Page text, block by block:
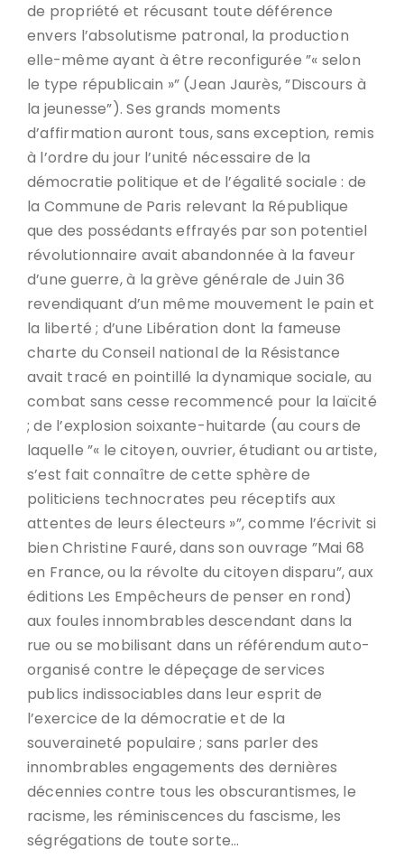
de propriété et récusant toute déférence
envers l’absolutisme patronal, la production
elle-même ayant à être reconfigurée ”« selon
le type républicain »” (Jean Jaurès, ”Discours à
la jeunesse”). Ses grands moments
d’affirmation auront tous, sans exception, remis
à l’ordre du jour l’unité nécessaire de la
démocratie politique et de l’égalité sociale : de
la Commune de Paris relevant la République
que des possédants effrayés par son potentiel
révolutionnaire avait abandonnée à la faveur
d’une guerre, à la grève générale de Juin 36
revendiquant d’un même mouvement le pain et
la liberté ; d’une Libération dont la fameuse
charte du Conseil national de la Résistance
avait tracé en pointillé la dynamique sociale, au
combat sans cesse recommencé pour la laïcité
; de l’explosion soixante-huitarde (au cours de
laquelle ”« le citoyen, ouvrier, étudiant ou artiste,
s’est fait connaître de cette sphère de
politiciens technocrates peu réceptifs aux
attentes de leurs électeurs »”, comme l’écrivit si
bien Christine Fauré, dans son ouvrage ”Mai 68
en France, ou la révolte du citoyen disparu”, aux
éditions Les Empêcheurs de penser en rond)
aux foules innombrables descendant dans la
rue ou se mobilisant dans un référendum auto-
organisé contre le dépeçage de services
publics indissociables dans leur esprit de
l’exercice de la démocratie et de la
souveraineté populaire ; sans parler des
innombrables engagements des dernières
décennies contre tous les obscurantismes, le
racisme, les réminiscences du fascisme, les
ségrégations de toute sorte…